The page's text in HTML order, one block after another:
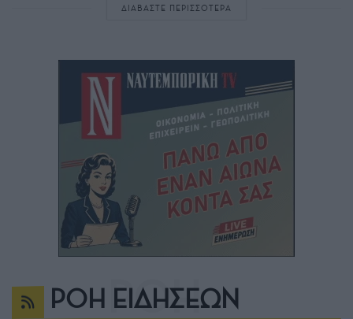
ΔΙΑΒΑΣΤΕ ΠΕΡΙΣΣΟΤΕΡΑ
ΡΟΗ ΕΙΔΗΣΕΩΝ